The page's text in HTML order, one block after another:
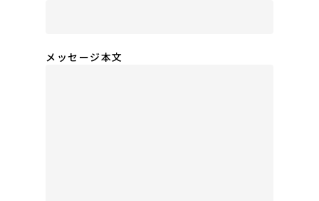
メッセージ本文